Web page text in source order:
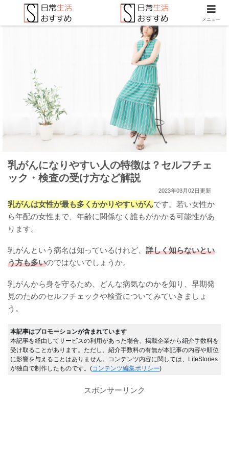
乳がんになりやすい人の特徴は？セルフチェ
ック・検査の受け方など解説
2023年03月02日更新
乳がんは女性が最も多くかかりやすいがんです。若い女性か
ら年配の女性まで、年齢に関係なく誰もがかかる可能性があ
ります。
乳がんという病名は知っているけれど、 詳しく知らないとい
う方も多いのではないでしょうか。
乳がんから身を守るため、どんな病気なのかを知り、早期発
見のためのセルフチェックや検査についてみていきましょ
う。
本記事はプロモーションが含まれています
本記事を経由してサービスの利用があった場合、掲載企業から紹介手数料を
受け取ることがあります。ただし、紹介手数料の有無が本記事の内容や順位
に影響を与えることはありません。コンテンツ内容に関しては、LifeStories
が独自で制作したものです。(コンテンツ編集ポリシー)
スポンサーリンク
メニュー